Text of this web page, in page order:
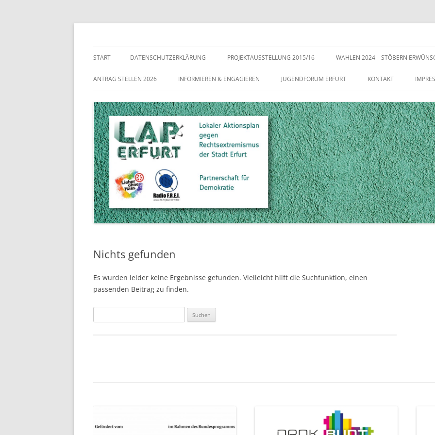
Inhalt
START DATENSCHUTZERKLÄRUNG PROJEKTAUSSTELLUNG 2015/16 WAHLEN 2024 – STÖBERN
ANTRAG STELLEN 2026 INFORMIEREN & ENGAGIEREN JUGENDFORUM ERFURT KONTAKT
Nichts gefunden
Es wurden leider keine Ergebnisse gefunden. Vielleicht hilft die Suchfunktion, einen
passenden Beitrag zu finden.
nach: